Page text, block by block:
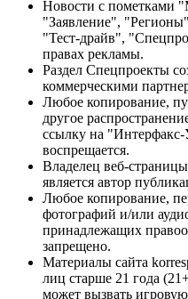
Новости с пометками
"Заявление",
"Тест-драйв",
правах рекламы.
Раздел Спецпроекты
коммерческими
Любое копирование,
другое
ссылку на
воспрещается.
Владелец веб-
является автор
Любое копирование,
фотографий и/или
принадлежащих
запрещено.
Материалы сайта
лиц старше 21 года
может вызвать